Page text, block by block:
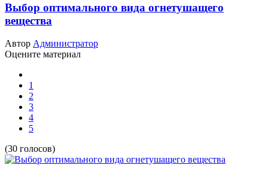
Выбор оптимального вида огнетушащего
вещества
Автор Администратор
Оцените материал
1
2
3
4
5
(30 голосов)